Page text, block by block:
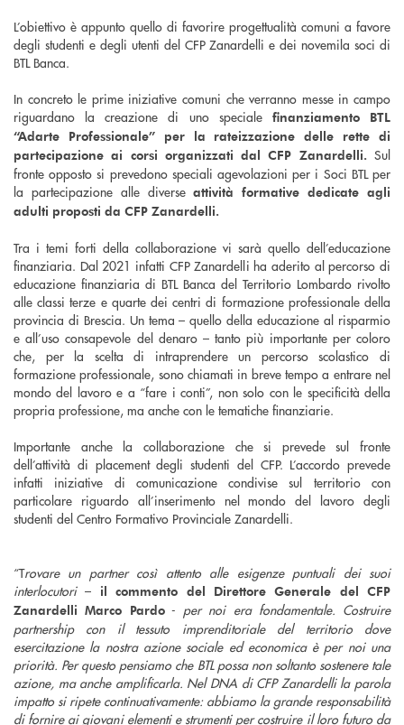
L’obiettivo è appunto quello di favorire progettualità comuni a favore
degli studenti e degli utenti del CFP Zanardelli e dei novemila soci di
BTL Banca.
In concreto le prime iniziative comuni che verranno messe in campo
riguardano la creazione di uno speciale finanziamento BTL
“Adarte Professionale” per la rateizzazione delle rette di
partecipazione ai corsi organizzati dal CFP Zanardelli. Sul
fronte opposto si prevedono speciali agevolazioni per i Soci BTL per
la partecipazione alle diverseattività formative dedicate agli
adulti proposti da CFP Zanardelli.
Tra i temi forti della collaborazione vi sarà quello dell’educazione
finanziaria. Dal 2021 infatti CFP Zanardelli ha aderito al percorso di
educazione finanziaria di BTL Banca del Territorio Lombardo rivolto
alle classi terze e quarte dei centri di formazione professionale della
provincia di Brescia. Un tema – quello della educazione al risparmio
e all’uso consapevole del denaro – tanto più importante per coloro
che, per la scelta di intraprendere un percorso scolastico di
formazione professionale, sono chiamati in breve tempo a entrare nel
mondo del lavoro e a “fare i conti”, non solo con le specificità della
propria professione, ma anche con le tematiche finanziarie.
Importante anche la collaborazione che si prevede sul fronte
dell’attività di placement degli studenti del CFP. L’accordo prevede
infatti iniziative di comunicazione condivise sul territorio con
particolare riguardo all’inserimento nel mondo del lavoro degli
studenti del Centro Formativo Provinciale Zanardelli.
“Trovare un partner così attento alle esigenze puntuali dei suoi
interlocutori– il commento del Direttore Generale del CFP
Zanardelli Marco Pardo- per noi era fondamentale. Costruire
partnership con il tessuto imprenditoriale del territorio dove
esercitazione la nostra azione sociale ed economica è per noi una
priorità. Per questo pensiamo che BTL possa non soltanto sostenere tale
azione, ma anche amplificarla. Nel DNA di CFP Zanardelli la parola
impatto si ripete continuativamente: abbiamo la grande responsabilità
di fornire ai giovani elementi e strumenti per costruire il loro futuro da